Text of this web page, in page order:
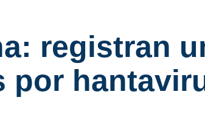
registran
por